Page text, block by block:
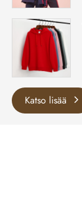
Katso lisää